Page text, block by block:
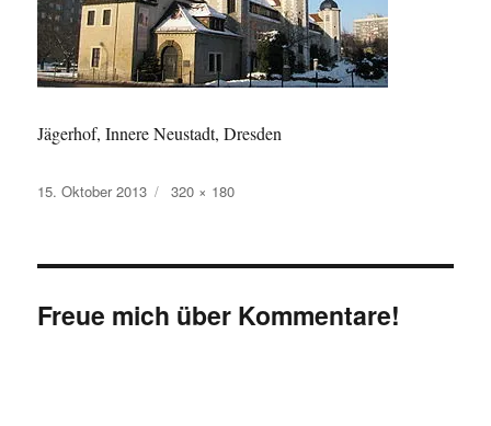
Jägerhof, Innere Neustadt, Dresden
Veröffentlicht
15. Oktober 2013 Originalgröße
320 × 180
Freue mich über Kommentare!